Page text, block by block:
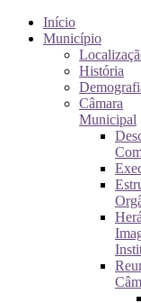
Início
Município
História
Câmara
Municipal